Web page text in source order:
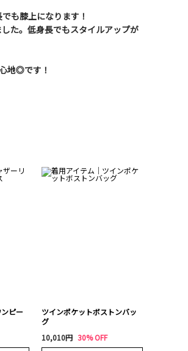
も膝上になります！
た。低身長でもスタイルアップが
地◎です！
ピー
ツインポケットボストンバッ
グ
10,010円 30% OFF